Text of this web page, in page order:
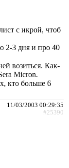
с икрой, чтоб
2-3 дня и про 40
возиться. Как-
Micron.
кто больше 6
11/03/2003 00:29:35
#25390